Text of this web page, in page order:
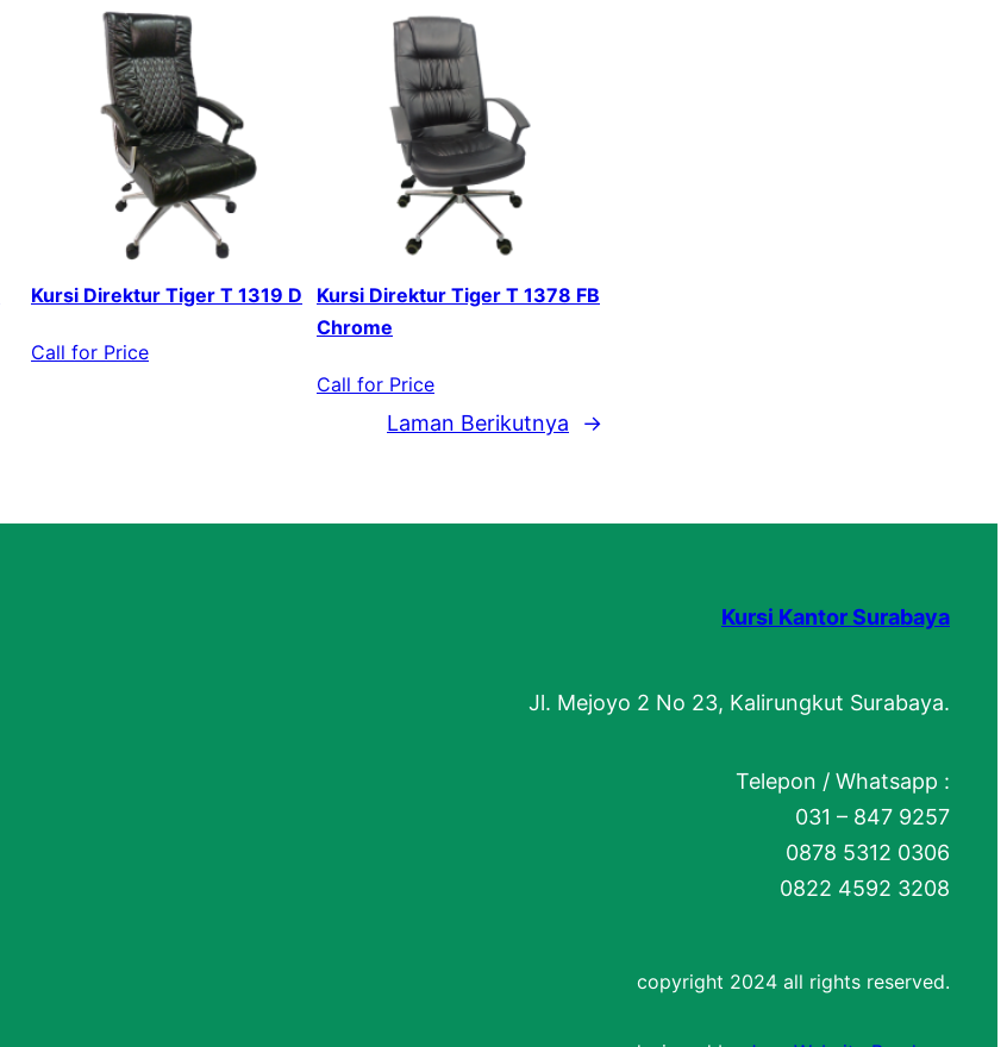
Kursi Direktur Tiger T 1319 D
Call for Price
Kursi Direktur Tiger T 1378 FB
Chrome
Call for Price
Laman Berikutnya →
Kursi Kantor Surabaya
Jl. Mejoyo 2 No 23, Kalirungkut Surabaya.
Telepon / Whatsapp :
031 – 847 9257
0878 5312 0306
0822 4592 3208
copyright 2024 all rights reserved.